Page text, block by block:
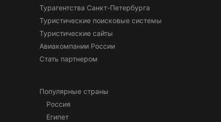
Турагентства Санкт-Петербурга
Туристические поисковые системы
Туристические сайты
Авиакомпании России
Стать партнером
Популярные страны
Россия
Египет